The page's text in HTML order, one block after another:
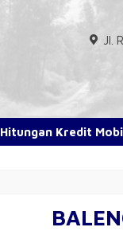
Jl.
Hitungan Kredit